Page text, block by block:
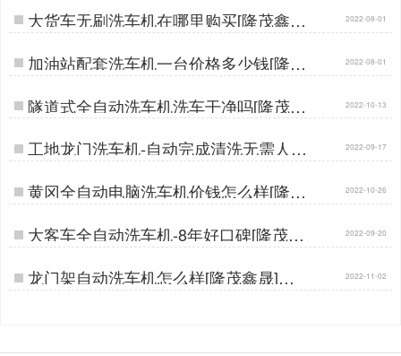
大货车无刷洗车机在哪里购买[隆茂鑫晟]
…
2022-08-01
加油站配套洗车机一台价格多少钱[隆茂
鑫晟]…
2022-08-01
隧道式全自动洗车机洗车干净吗[隆茂鑫
晟]…
2022-10-13
工地龙门洗车机-自动完成清洗无需人工
值守[隆茂鑫晟]…
2022-09-17
黄冈全自动电脑洗车机价钱怎么样[隆茂
鑫晟]…
2022-10-26
大客车全自动洗车机-8年好口碑[隆茂鑫
晟]…
2022-09-20
龙门架自动洗车机怎么样[隆茂鑫晟]… 2022-11-02